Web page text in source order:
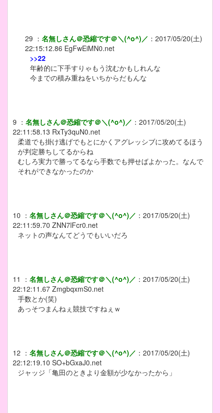
29 ： 名無しさん＠恐縮です＠＼(^o^)／ ： 2017/05/20(土)
22:15:12.86 EgFwEiMN0.net
>>22
年齢的に下手すりゃもう沈むかもしれんな
今までの積み重ねをいちからだもんな
9 ： 名無しさん＠恐縮です＠＼(^o^)／ ： 2017/05/20(土)
22:11:58.13 RxTy3quN0.net
柔道でも掛け逃げでもとにかくアグレッシブに攻めてるほう
が判定勝ちしてるからね
むしろ実力で勝ってるなら手数でも押せばよかった。なんで
それができなかったのか
10 ： 名無しさん＠恐縮です＠＼(^o^)／ ： 2017/05/20(土)
22:11:59.70 ZNN7lFcr0.net
ネットの声なんてどうでもいいだろ
11 ： 名無しさん＠恐縮です＠＼(^o^)／ ： 2017/05/20(土)
22:12:11.67 ZmgbqxmS0.net
手数とか(笑)
あっそつまんねぇ競技ですねぇｗ
12 ： 名無しさん＠恐縮です＠＼(^o^)／ ： 2017/05/20(土)
22:12:19.10 SO+bGxaJ0.net
ジャッジ「亀田のときより金額が少なかったから」